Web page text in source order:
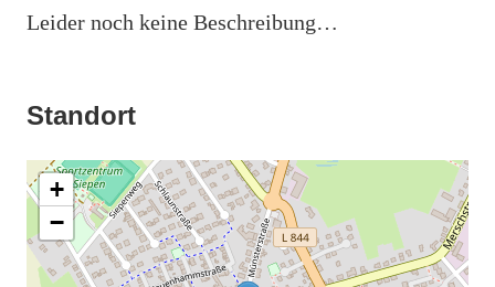
Leider noch keine Beschreibung…
Standort
+
−